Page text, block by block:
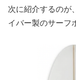
次に紹介するのが
イバー製のサーフ